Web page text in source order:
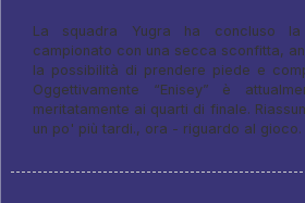
La squadra Yugra ha concluso
campionato con una secca sconfitta,
la possibilità di prendere piede e
Oggettivamente “Enisey” è
meritatamente ai quarti di finale.
un po' più tardi., ora - riguardo al gioco.